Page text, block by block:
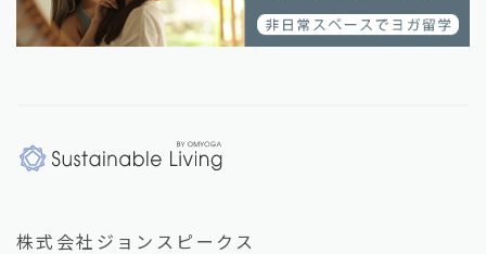
株式会社ジョンスピークス